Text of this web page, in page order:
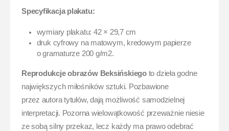
Specyfikacja plakatu:
wymiary plakatu: 42 × 29,7 cm
druk cyfrowy na matowym, kredowym papierze
o gramaturze 200 g/m2.
Reprodukcje obrazów Beksińskiego to dzieła godne
największych miłośników sztuki. Pozbawione
przez autora tytułów, dają możliwość samodzielnej
interpretacji. Pozorna wielowątkowość przeważnie niesie
ze sobą silny przekaz, lecz każdy ma prawo odebrać